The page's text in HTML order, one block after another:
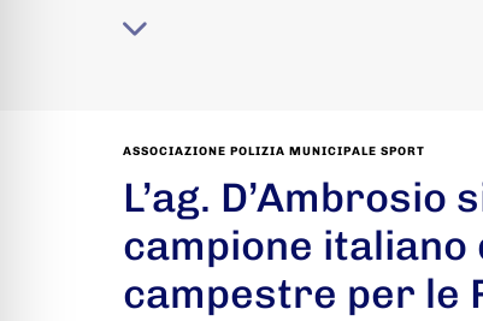
ASSOCIAZIONE POLIZIA MUNICIPALE SPORT
L’ag. D’Ambrosio
campione italiano
campestre per le